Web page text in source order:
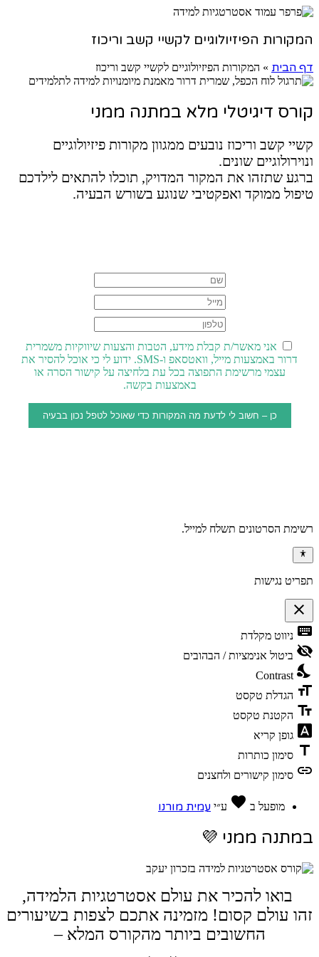
המקורות הפיזיולוגיים לקשיי קשב וריכוז
דף הבית » המקורות הפיזיולוגיים לקשיי קשב וריכוז
קורס דיגיטלי מלא במתנה ממני
קשיי קשב וריכוז נובעים ממגוון מקורות פיזיולוגיים
ונוירולוגיים שונים.
ברגע שתזהו את המקור המדויק, תוכלו להתאים לילדכם
טיפול ממוקד ואפקטיבי שנוגע בשורש הבעיה.​
אני מאשר/ת קבלת מידע, הטבות והצעות שיווקיות משמרית
דרור באמצעות מייל, וואטסאפ ו-SMS. ידוע לי כי אוכל להסיר את
עצמי מרשימת התפוצה בכל עת בלחיצה על קישור הסרה או
באמצעות בקשה.
כן – חשוב לי לדעת מה המקורות כדי שאוכל לטפל נכון בבעיה
רשימת הסרטונים תשלח למייל.
תפריט נגישות
close
פתיחה
וסגירה
של
תפריט
הנגישות
keyboard ניווט מקלדת
visibility_off ביטול אנימציות / הבהובים
nights_stay
Contrast
format_size הגדלת טקסט
text_fields הקטנת טקסט
font_download גופן קריא
title סימון כותרות
link סימון קישורים ולחצנים
מופעל ב favorite ע״י עמית מורנו
במתנה ממני 💜
בואו להכיר את עולם אסטרטגיות הלמידה,
זהו עולם קסום! מזמינה אתכם לצפות בשיעורים
החשובים ביותר מהקורס המלא –